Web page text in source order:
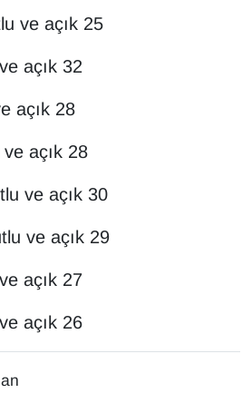
ve açık 25
açık 32
açık 28
açık 28
ve açık 30
ve açık 29
açık 27
açık 26